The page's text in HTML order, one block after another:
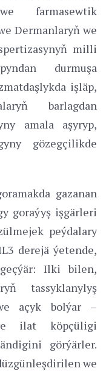
farmasewtik
Dermanlaryň we
milli
durmuşa
işläp,
barlagdan
amala aşyryp,
gözegçilikde
gazanan
goraýyş işgärleri
peýdalary
derejä ýetende,
Ilki bilen,
tassyklanylyş
açyk bolýar –
ilat köpçüligi
görýärler.
we